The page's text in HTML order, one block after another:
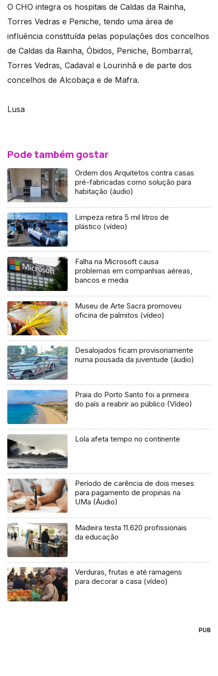
O CHO integra os hospitais de Caldas da Rainha,
Torres Vedras e Peniche, tendo uma área de
influência constituída pelas populações dos concelhos
de Caldas da Rainha, Óbidos, Peniche, Bombarral,
Torres Vedras, Cadaval e Lourinhã e de parte dos
concelhos de Alcobaça e de Mafra.
Lusa
Pode também gostar
Ordem dos Arquitetos contra casas
pré-fabricadas como solução para
habitação (áudio)
Limpeza retira 5 mil litros de
plástico (vídeo)
Falha na Microsoft causa
problemas em companhias aéreas,
bancos e media
Museu de Arte Sacra promoveu
oficina de palmitos (vídeo)
Desalojados ficam provisoriamente
numa pousada da juventude (áudio)
Praia do Porto Santo foi a primeira
do país a reabrir ao público (Vídeo)
Lola afeta tempo no continente
Período de carência de dois meses
para pagamento de propinas na
UMa (Áudio)
Madeira testa 11.620 profissionais
da educação
Verduras, frutas e até ramagens
para decorar a casa (vídeo)
PUB